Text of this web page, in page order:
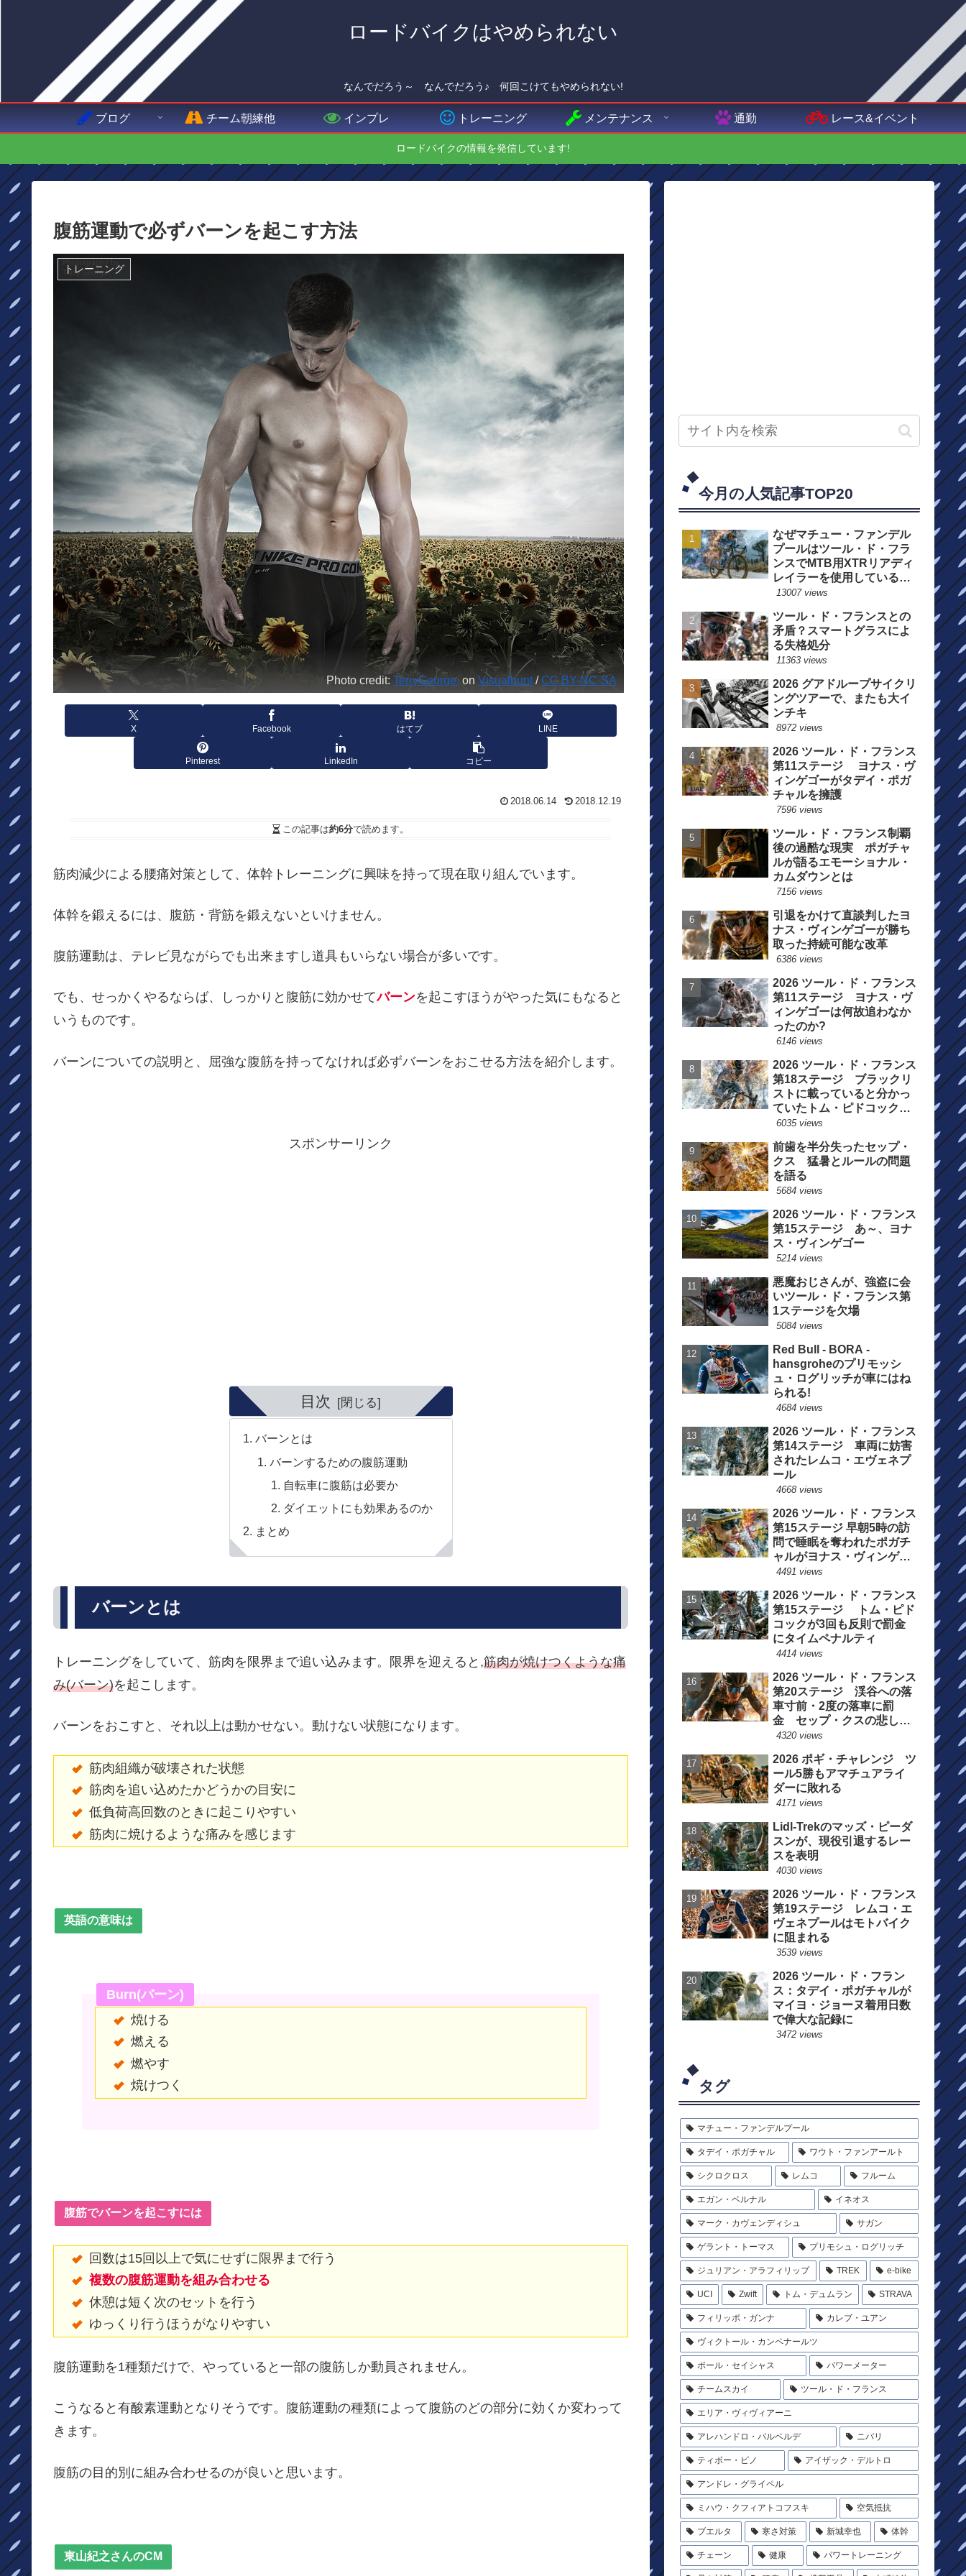
ロードバイクはやめられない
なんでだろう～ なんでだろう♪ 何回こけてもやめられない!
ブログ チーム朝練他 インプレ トレーニング メンテナンス 通勤 レース&イベント
ロードバイクの情報を発信しています!
腹筋運動で必ずバーンを起こす方法
トレーニング
Photo credit:TerryGeorge.onVisualhunt/CC BY-NC-SA
X Facebook はてブ LINE
Pinterest LinkedIn コピー
2018.06.14 2018.12.19
この記事は約6分で読めます。
筋肉減少による腰痛対策として、体幹トレーニングに興味を持って現在取り組んでいます。
体幹を鍛えるには、腹筋・背筋を鍛えないといけません。
腹筋運動は、テレビ見ながらでも出来ますし道具もいらない場合が多いです。
でも、せっかくやるならば、しっかりと腹筋に効かせてバーンを起こすほうがやった気にもなると
いうものです。
バーンについての説明と、屈強な腹筋を持ってなければ必ずバーンをおこせる方法を紹介します。
スポンサーリンク
目次
バーンとは
バーンするための腹筋運動
自転車に腹筋は必要か
ダイエットにも効果あるのか
まとめ
バーンとは
トレーニングをしていて、筋肉を限界まで追い込みます。限界を迎えると,筋肉が焼けつくような痛
み(バーン)を起こします。
バーンをおこすと、それ以上は動かせない。動けない状態になります。
筋肉組織が破壊された状態
筋肉を追い込めたかどうかの目安に
低負荷高回数のときに起こりやすい
筋肉に焼けるような痛みを感じます
英語の意味は
Burn(バーン)
焼ける
燃える
燃やす
焼けつく
腹筋でバーンを起こすには
回数は15回以上で気にせずに限界まで行う
複数の腹筋運動を組み合わせる
休憩は短く次のセットを行う
ゆっくり行うほうがなりやすい
腹筋運動を1種類だけで、やっていると一部の腹筋しか動員されません。
こうなると有酸素運動となりそうです。腹筋運動の種類によって腹筋のどの部分に効くか変わって
きます。
腹筋の目的別に組み合わせるのが良いと思います。
東山紀之さんのCM
今月の人気記事TOP20
なぜマチュー・ファンデル
プールはツール・ド・フラ
ンスでMTB用XTRリアディ
レイラーを使用しているの
か？
13007 views
ツール・ド・フランスとの
矛盾？スマートグラスによ
る失格処分
11363 views
2026 グアドループサイクリ
ングツアーで、またも大イ
ンチキ
8972 views
2026 ツール・ド・フランス
第11ステージ ヨナス・ヴ
ィンゲゴーがタデイ・ポガ
チャルを擁護
7596 views
ツール・ド・フランス制覇
後の過酷な現実 ポガチャ
ルが語るエモーショナル・
カムダウンとは
7156 views
引退をかけて直談判したヨ
ナス・ヴィンゲゴーが勝ち
取った持続可能な改革
6386 views
2026 ツール・ド・フランス
第11ステージ ヨナス・ヴ
ィンゲゴーは何故追わなか
ったのか?
6146 views
2026 ツール・ド・フランス
第18ステージ ブラックリ
ストに載っていると分かっ
ていたトム・ピドコックは
総合順位死守に
6035 views
前歯を半分失ったセップ・
クス 猛暑とルールの問題
を語る
5684 views
2026 ツール・ド・フランス
第15ステージ あ～、ヨナ
ス・ヴィンゲゴー
5214 views
悪魔おじさんが、強盗に会
いツール・ド・フランス第
1ステージを欠場
5084 views
Red Bull - BORA -
hansgroheのプリモッシ
ュ・ログリッチが車にはね
られる!
4684 views
2026 ツール・ド・フランス
第14ステージ 車両に妨害
されたレムコ・エヴェネプ
ール
4668 views
2026 ツール・ド・フランス
第15ステージ 早朝5時の訪
問で睡眠を奪われたポガチ
ャルがヨナス・ヴィンゲゴ
ーの離脱を惜しむ
4491 views
2026 ツール・ド・フランス
第15ステージ トム・ピド
コックが3回も反則で罰金
にタイムペナルティ
4414 views
2026 ツール・ド・フランス
第20ステージ 渓谷への落
車寸前・2度の落車に罰
金 セップ・クスの悲しい
一日
4320 views
2026 ポギ・チャレンジ ツ
ール5勝もアマチュアライ
ダーに敗れる
4171 views
Lidl-Trekのマッズ・ピーダ
スンが、現役引退するレー
スを表明
4030 views
2026 ツール・ド・フランス
第19ステージ レムコ・エ
ヴェネプールはモトバイク
に阻まれる
3539 views
2026 ツール・ド・フラン
ス：タデイ・ポガチャルが
マイヨ・ジョーヌ着用日数
で偉大な記録に
3472 views
タグ
マチュー・ファンデルプール
タデイ・ポガチャル ワウト・ファンアールト
シクロクロス レムコ フルーム
エガン・ベルナル イネオス
マーク・カヴェンディシュ サガン
ゲラント・トーマス プリモシュ・ログリッチ
ジュリアン・アラフィリップ TREK e-bike
UCI Zwift トム・デュムラン STRAVA
フィリッポ・ガンナ カレブ・ユアン
ヴィクトール・カンペナールツ
ポール・セイシャス パワーメーター
チームスカイ ツール・ド・フランス
エリア・ヴィヴィアーニ
アレハンドロ・バルベルデ ニバリ
ティボー・ピノ アイザック・デルトロ
アンドレ・グライペル
ミハウ・クフィアトコフスキ 空気抵抗
ブエルタ 寒さ対策 新城幸也 体幹
チェーン 健康 パワートレーニング